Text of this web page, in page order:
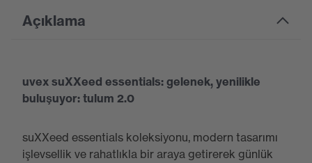
Açıklama
uvex suXXeed essentials: gelenek, yenilikle
buluşuyor: tulum 2.0
suXXeed essentials koleksiyonu, modern tasarımı
işlevsellik ve rahatlıkla bir araya getirerek günlük